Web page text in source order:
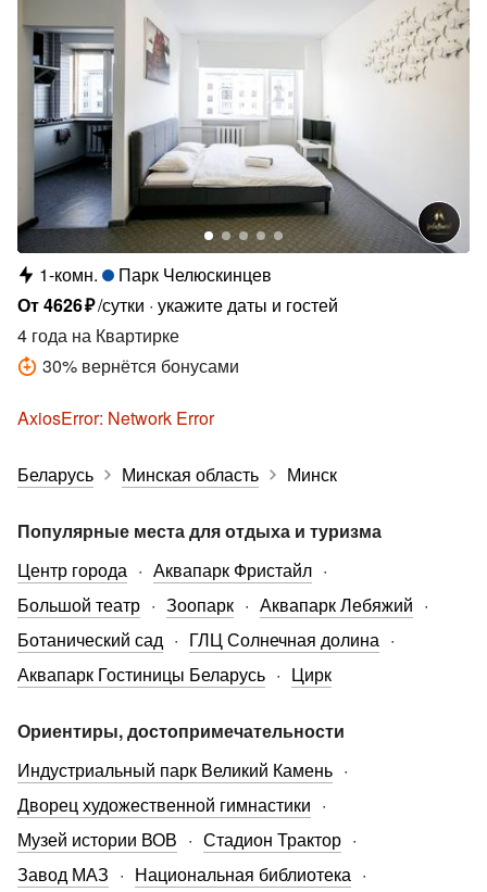
1-комн.
Парк Челюскинцев
От4626₽/сутки укажите даты и гостей
4 года на Квартирке
30% вернётся бонусами
AxiosError: Network Error
Беларусь Минская область Минск
Популярные места для отдыха и туризма
Центр города
Аквапарк Фристайл
Большой театр
Зоопарк
Аквапарк Лебяжий
Ботанический сад
ГЛЦ Солнечная долина
Аквапарк Гостиницы Беларусь
Цирк
Ориентиры, достопримечательности
Индустриальный парк Великий Камень
Дворец художественной гимнастики
Музей истории ВОВ
Стадион Трактор
Завод МАЗ
Национальная библиотека